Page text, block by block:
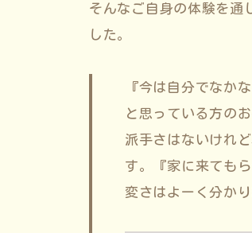
そんなご自身の体験を通
した。
『今は自分でなか
と思っている方の
派手さはないけれ
す。『家に来ても
変さはよーく分か